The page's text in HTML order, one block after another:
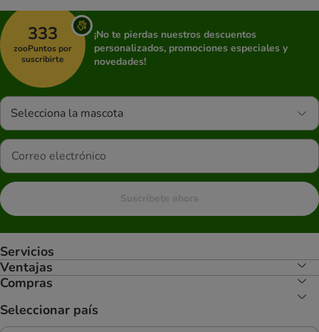
333
zooPuntos por
suscribirte
¡No te pierdas nuestros descuentos
personalizados, promociones especiales y
novedades!
Selecciona la mascota
Suscríbete ahora
Servicios
Ventajas
Compras
Seleccionar país